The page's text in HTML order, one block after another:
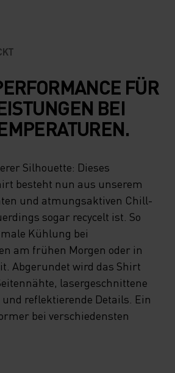
FÜR
BEI
Silhouette: Dieses
besteht nun aus unserem
und atmungsaktiven Chill-
sogar recycelt ist. So
Kühlung bei
am frühen Morgen oder in
Abgerundet wird das Shirt
lasergeschnittene
reflektierende Details. Ein
bei verschiedensten